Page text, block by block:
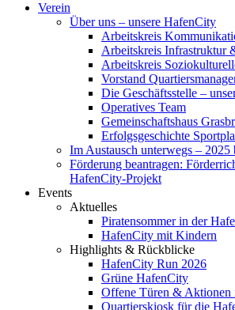
Verein
Über uns – unsere HafenCity
Arbeitskreis
Arbeitskreis Infrastruktur
Arbeitskreis
Vorstand
Die Geschäftsstelle –
Operatives Team
Gemeinschaftshaus
Erfolgsgeschichte
Im Austausch unterwegs – 2025
Förderung beantragen:
HafenCity-Projekt
Events
Aktuelles
Piratensommer in der
HafenCity mit Kindern
Highlights & Rückblicke
HafenCity Run 2026
Grüne HafenCity
Offene Türen & Aktionen
Quartierskiosk für die